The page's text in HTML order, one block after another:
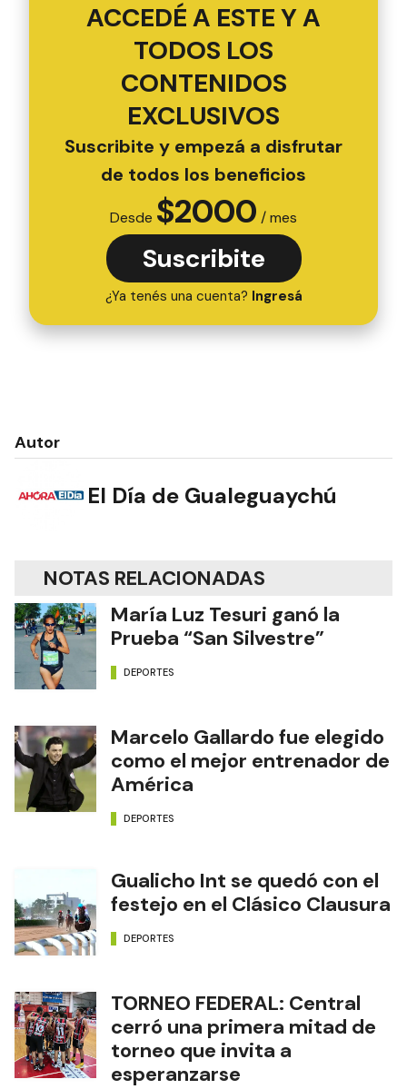
ACCEDÉ A ESTE Y A
TODOS LOS
CONTENIDOS
EXCLUSIVOS
Suscribite y empezá a disfrutar
de todos los beneficios
Desde $2000 / mes
Suscribite
¿Ya tenés una cuenta? Ingresá
Autor
El Día de Gualeguaychú
NOTAS RELACIONADAS
María Luz Tesuri ganó la
Prueba “San Silvestre”
DEPORTES
Marcelo Gallardo fue elegido
como el mejor entrenador de
América
DEPORTES
Gualicho Int se quedó con el
festejo en el Clásico Clausura
DEPORTES
TORNEO FEDERAL: Central
cerró una primera mitad de
torneo que invita a
esperanzarse